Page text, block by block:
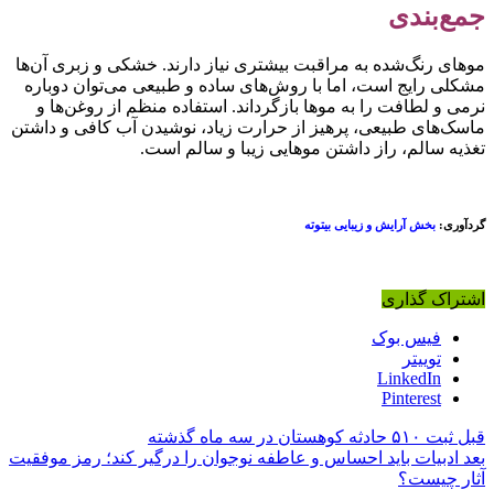
رنگ‌شده به مراقبت بیشتری نیاز دارند. خشکی و زبری آن‌ها
رایج است، اما با روش‌های ساده و طبیعی می‌توان دوباره
و لطافت را به موها بازگرداند. استفاده منظم از روغن‌ها و
طبیعی، پرهیز از حرارت زیاد، نوشیدن آب کافی و داشتن
سالم، راز داشتن موهایی زیبا و سالم است.
بخش آرایش و زیبایی بیتوته
گذاری
فیس بوک
توییتر
LinkedIn
Pinterest
ثبت ۵۱۰ حادثه کوهستان در سه ماه گذشته
ادبیات باید احساس و عاطفه نوجوان را درگیر کند؛ رمز موفقیت
چیست؟